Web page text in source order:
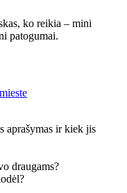
ko reikia – mini
patogumai.
aprašymas ir kiek jis
draugams?